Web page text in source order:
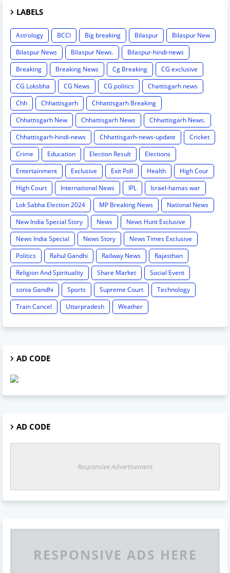
LABELS
Astrology BCCI Big breaking Bilaspur
Bilaspur New
Bilaspur News
Bilaspur News.
Bilaspur-hindi-news
Breaking
Breaking News Cg Breaking
CG exclusive
CG Loksbha
CG News CG politics
Chattisgarh news
Chh
Chhattisgarh
Chhattisgarh Breaking
Chhattisgarh New
Chhattisgarh News
Chhattisgarh News.
Chhattisgarh-hindi-news
Chhattisgarh-news-update
Cricket
Crime
Education Election Result
Elections
Entertainment
Exclusive Exit Poll Health
High Cour
High Court
International News IPL
Israel-hamas war
Lok Sabha Election 2024
MP Breaking News
National News
New India Special Story
News
News Hunt Exclusive
News India Special
News Story
News Times Exclusive
Politics
Rahul Gandhi Railway News
Rajasthan
Religion And Spirituality
Share Market
Social Event
sonia Gandhi
Sports Supreme Court
Technology
Train Cancel
Uttarpradesh Weather
AD CODE
AD CODE
Responsive Advertisement
RESPONSIVE ADS HERE